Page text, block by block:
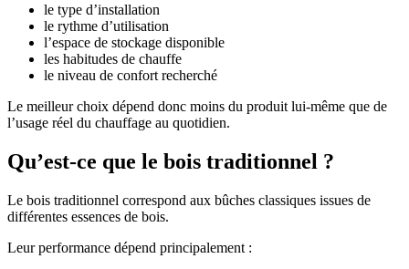
le type d’installation
le rythme d’utilisation
l’espace de stockage disponible
les habitudes de chauffe
le niveau de confort recherché
Le meilleur choix dépend donc moins du produit lui-même que de
l’usage réel du chauffage au quotidien.
Qu’est-ce que le bois traditionnel ?
Le bois traditionnel correspond aux bûches classiques issues de
différentes essences de bois.
Leur performance dépend principalement :